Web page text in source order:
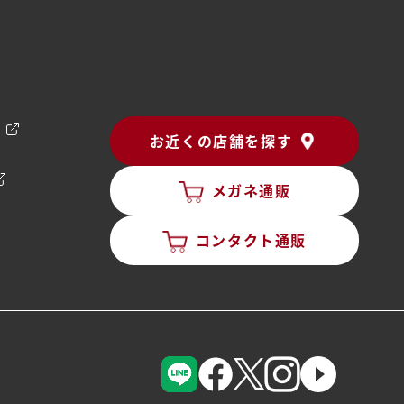
お近くの店舗を探す
メガネ通販
コンタクト通販